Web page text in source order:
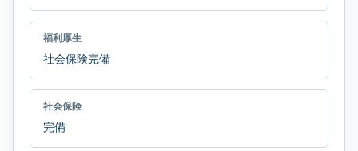
福利厚生
社会保険完備
社会保険
完備